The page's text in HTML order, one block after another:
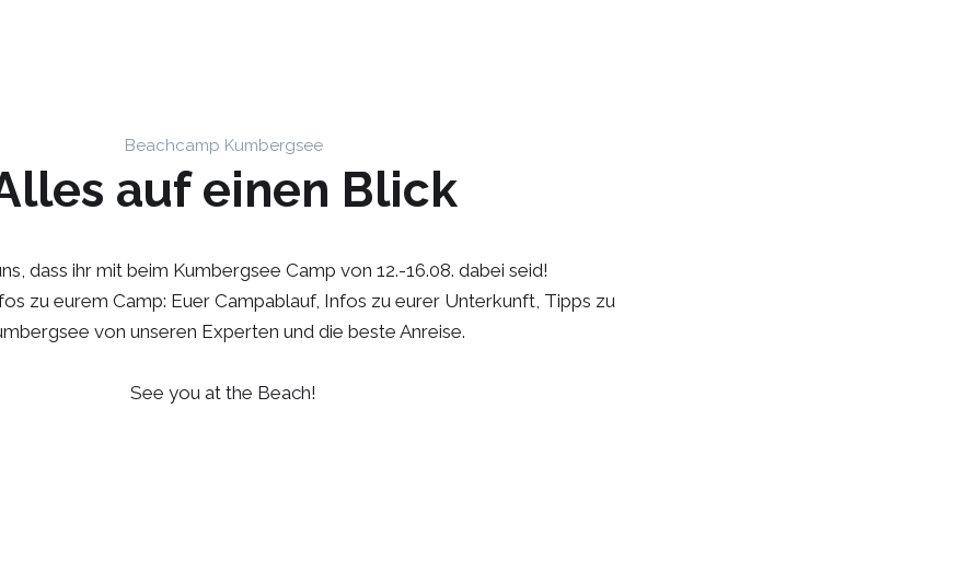
Beachcamp Kumbergsee
auf einen Blick
dass ihr mit beim Kumbergsee Camp von 12.-16.08. dabei seid!
zu eurem Camp: Euer Campablauf, Infos zu eurer Unterkunft, Tipps zu
von unseren Experten und die beste Anreise.
See you at the Beach!